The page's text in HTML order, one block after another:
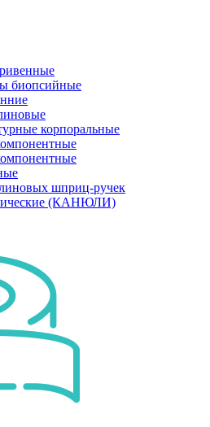
биопсийные
корпоральные
шприц-ручек
(КАНЮЛИ)